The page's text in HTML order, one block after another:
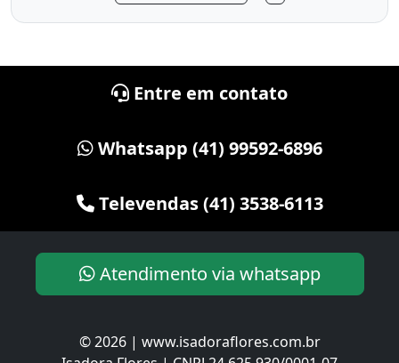
Entre em contato
Whatsapp (41) 99592-6896
Televendas (41) 3538-6113
Atendimento via whatsapp
© 2026 | www.isadoraflores.com.br